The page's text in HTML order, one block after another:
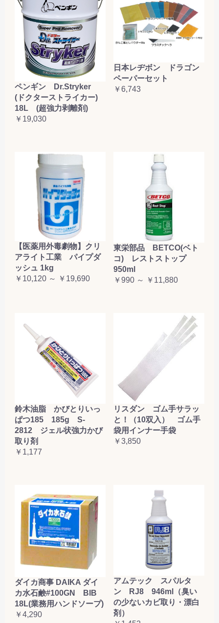
ペンギン Dr.Stryker
(ドクターストライカー)
18L (超強力剥離剤)
￥19,030
日本レヂボン ドラゴン
ペーパーセット
￥6,743
【医薬用外毒劇物】クリ
アライト工業 パイプダ
ッシュ 1kg
￥10,120 ～ ￥19,690
東栄部品 BETCO(ベト
コ) レストストップ
950ml
￥990 ～ ￥11,880
鈴木油脂 かびとりいっ
ぱつ185 185g S-
2812 ジェル状強力かび
取り剤
￥1,177
リスダン ゴム手サラッ
と！（10双入） ゴム手
袋用インナー手袋
￥3,850
ダイカ商事 DAIKA ダイ
カ水石鹸#100GN BIB
18L(業務用ハンドソープ)
￥4,290
アムテック スパルタ
ン RJ8 946ml（臭い
の少ないカビ取り・漂白
剤）